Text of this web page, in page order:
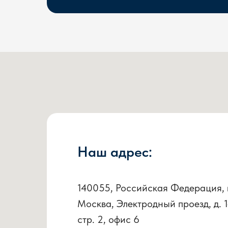
Наш адрес:
140055, Российская Федерация,
Москва, Электродный проезд, д.
стр. 2, офис 6